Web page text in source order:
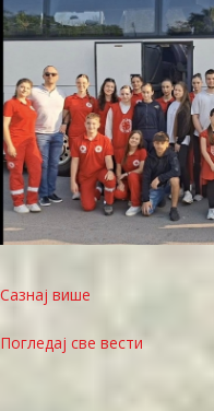
Сазнај више
Погледај све вести